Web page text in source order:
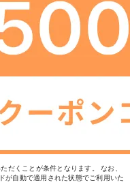
だくことが条件となります。 なお、
が自動で適用された状態でご利用いた